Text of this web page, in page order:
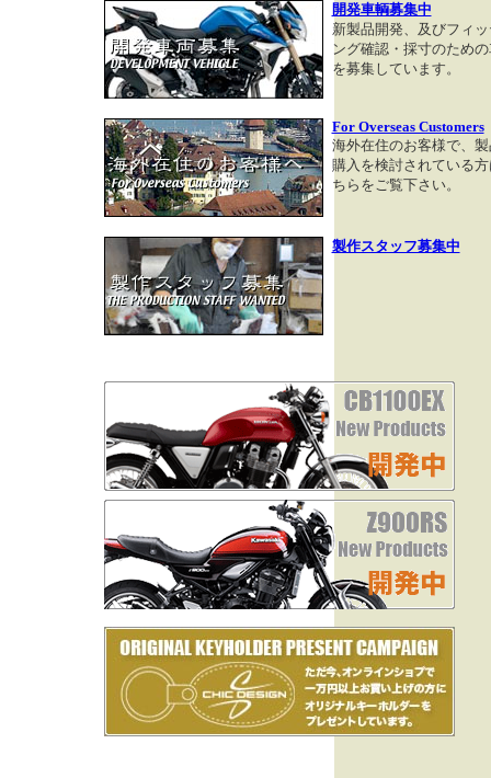
開発車輌募集中
新製品開発、及びフィ
ング確認・採寸のため
を募集しています。
For Overseas Customers
海外在住のお客様で、
購入を検討されている
ちらをご覧下さい。
製作スタッフ募集中